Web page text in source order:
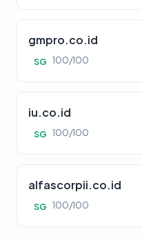
gmpro.co.id
SG 100/100
iu.co.id
SG 100/100
alfascorpii.co.id
SG 100/100